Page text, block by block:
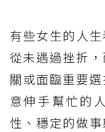
有些女生的人
從未遇過挫折
關或面臨重要
意伸手幫忙的
性、穩定的做